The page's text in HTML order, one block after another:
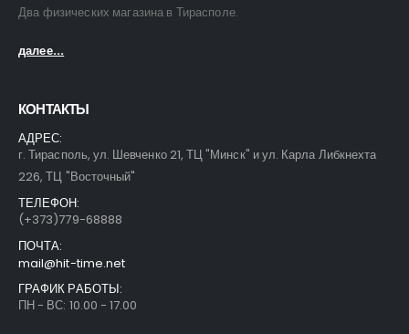
Два физических магазина в Тирасполе.
далее...
КОНТАКТЫ
АДРЕС:
г. Тирасполь, ул. Шевченко 21, ТЦ "Минск" и ул. Карла Либкнехта
226, ТЦ "Восточный"
ТЕЛЕФОН:
(+373)779-68888
ПОЧТА:
mail@hit-time.net
ГРАФИК РАБОТЫ:
ПН - ВС: 10.00 - 17.00